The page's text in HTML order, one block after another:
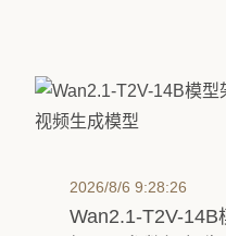
2026/8/6 9:28:26
Wan2.1-T2V-